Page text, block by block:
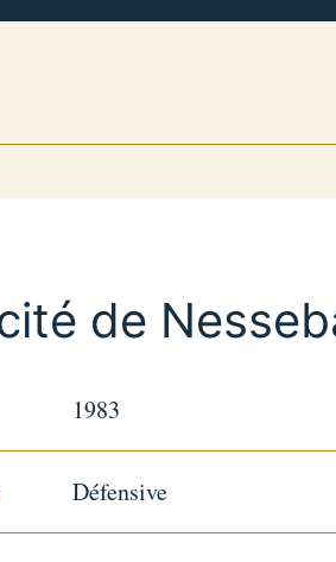
de
1983
Défensive